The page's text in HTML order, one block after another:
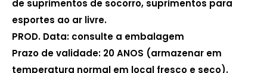
de suprimentos de socorro, suprimentos para
esportes ao ar livre.
PROD. Data: consulte a embalagem
Prazo de validade: 20 ANOS (armazenar em
temperatura normal em local fresco e seco).